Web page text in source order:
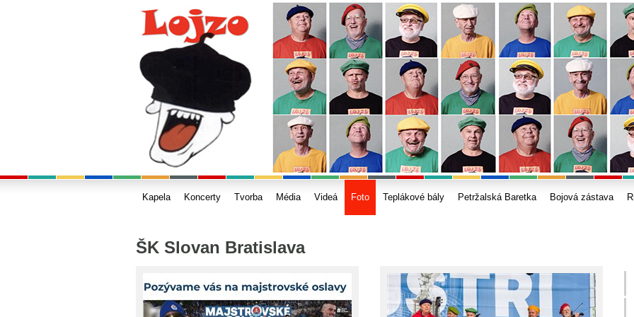
Kapela Koncerty Tvorba Média Videá Foto Teplákové bály Petržalská Baretka Bojová zástava
ŠK Slovan Bratislava